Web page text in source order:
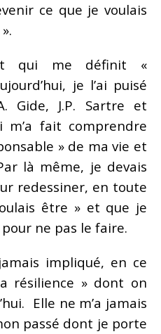
ce que je voulais
qui me définit «
je l’ai puisé
Gide, J.P. Sartre et
m’a fait comprendre
» de ma vie et
là même, je devais
redessiner, en toute
être » et que je
pour ne pas le faire.
impliqué, en ce
résilience » dont on
Elle ne m’a jamais
passé dont je porte